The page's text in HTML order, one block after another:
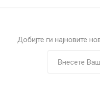
Добијте ги најновите